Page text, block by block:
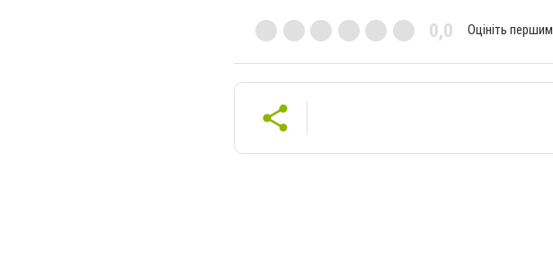
0,0 Оцініть першим